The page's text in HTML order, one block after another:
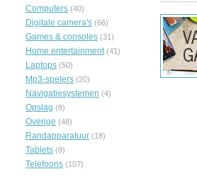
Computers (40)
Digitale camera's (66)
Games & consoles (31)
Home entertainment (41)
Laptops (50)
Mp3-spelers (20)
Navigatiesystemen (4)
Opslag (8)
Overige (48)
Randapparatuur (18)
Tablets (8)
Telefoons (107)